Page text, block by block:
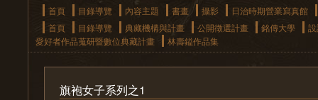
首頁 目錄導覽 內容主題 書畫 攝影
日治時期營業寫真館
首頁
目錄導覽 典藏機構與計畫 公開徵選計畫 銘傳大學
愛好者作品蒐研暨數位典藏計畫
林壽鎰作品集
旗袍女子系列之1